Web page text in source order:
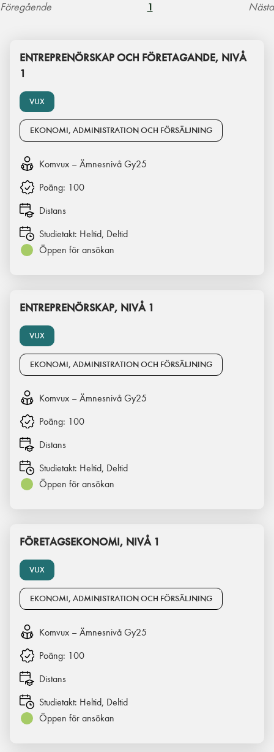
Föregående 1 Nästa
VUX
ENTREPRENÖRSKAP OCH FÖRETAGANDE, NIVÅ
1
EKONOMI, ADMINISTRATION OCH FÖRSÄLJNING
Komvux – Ämnesnivå Gy25
Poäng: 100
Distans
Studietakt: Heltid, Deltid
Öppen för ansökan
VUX
ENTREPRENÖRSKAP, NIVÅ 1
EKONOMI, ADMINISTRATION OCH FÖRSÄLJNING
Komvux – Ämnesnivå Gy25
Poäng: 100
Distans
Studietakt: Heltid, Deltid
Öppen för ansökan
VUX
FÖRETAGSEKONOMI, NIVÅ 1
EKONOMI, ADMINISTRATION OCH FÖRSÄLJNING
Komvux – Ämnesnivå Gy25
Poäng: 100
Distans
Studietakt: Heltid, Deltid
Öppen för ansökan